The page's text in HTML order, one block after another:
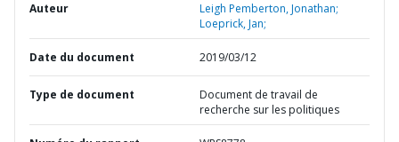
Auteur
Leigh Pemberton, Jonathan;
Loeprick, Jan;
Date du document 2019/03/12
Type de document
Document de travail de
recherche sur les politiques